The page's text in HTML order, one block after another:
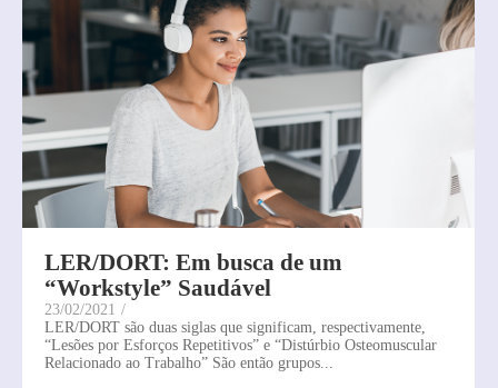
LER/DORT: Em busca de um
“Workstyle” Saudável
23/02/2021 /
LER/DORT são duas siglas que significam, respectivamente,
“Lesões por Esforços Repetitivos” e “Distúrbio Osteomuscular
Relacionado ao Trabalho” São então grupos...